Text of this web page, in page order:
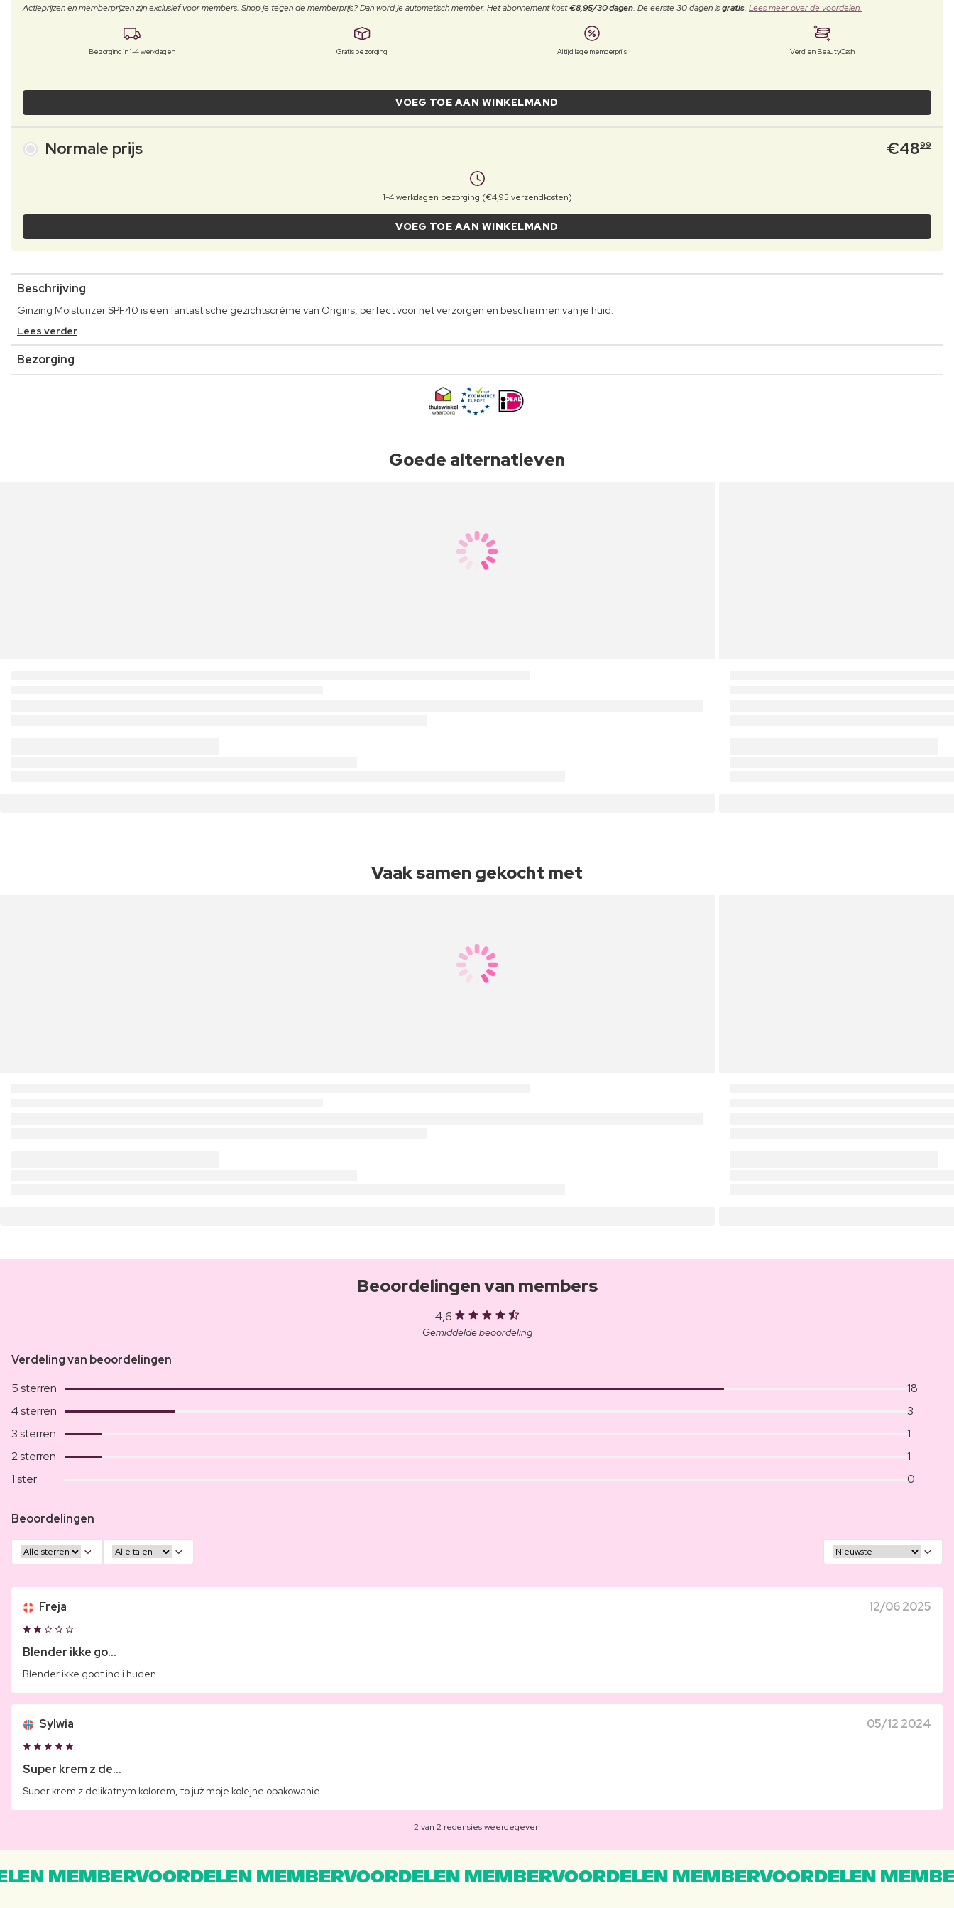
Actieprijzen en memberprijzen zijn exclusief voor members. Shop je tegen de memberprijs? Dan word je automatisch member. Het abonnement kost€8,95/30 dagen. De eerste 30 dagen isgratis. Lees meer over de voordelen.
Bezorging in 1-4 werkdagen Gratis bezorging Altijd lage memberprijs Verdien BeautyCash
VOEG TOE AAN WINKELMAND
Normale prijs €4899
1-4 werkdagen bezorging (€4,95 verzendkosten)
VOEG TOE AAN WINKELMAND
Beschrijving
Ginzing Moisturizer SPF40 is een fantastische gezichtscrème van Origins, perfect voor het verzorgen en beschermen van je huid.
Lees verder
Bezorging
Goede alternatieven
Vaak samen gekocht met
Beoordelingen van members
4,6
Gemiddelde beoordeling
Verdeling van beoordelingen
5 sterren
18
4 sterren
3
3 sterren
1
2 sterren
1
1 ster
0
Beoordelingen
Freja 12/06 2025
Blender ikke go...
Blender ikke godt ind i huden
Sylwia 05/12 2024
Super krem z de...
Super krem z delikatnym kolorem, to już moje kolejne opakowanie
2 van 2 recensies weergegeven
MEMBERVOORDELEN MEMBERVOORDELEN MEMBERVOORDELEN MEMBERVOORDELEN